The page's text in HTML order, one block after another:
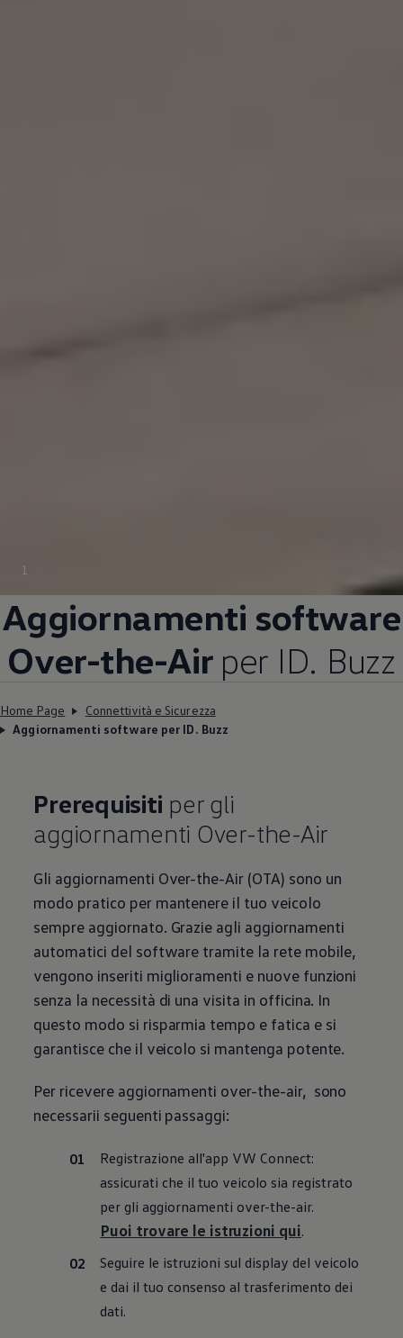
1
Aggiornamenti software
Over-the-Air per ID. Buzz
Home Page
Connettività e Sicurezza
Aggiornamenti software per ID. Buzz
Prerequisiti per gli
aggiornamenti Over-the-Air
Gli aggiornamenti Over-the-Air (OTA) sono un
modo pratico per mantenere il tuo veicolo
sempre aggiornato. Grazie agli aggiornamenti
automatici del software tramite la rete mobile,
vengono inseriti miglioramenti e nuove funzioni
senza la necessità di una visita in officina. In
questo modo si risparmia tempo e fatica e si
garantisce che il veicolo si mantenga potente.
Per ricevere aggiornamenti over-the-air, sono
necessarii seguenti passaggi:
Registrazione all'app VW Connect:
assicurati che il tuo veicolo sia registrato
per gli aggiornamenti over-the-air.
Puoi trovare le istruzioni qui.
Seguire le istruzioni sul display del veicolo
e dai il tuo consenso al trasferimento dei
dati.